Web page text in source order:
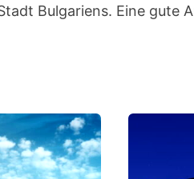
Bulgariens. Eine gute